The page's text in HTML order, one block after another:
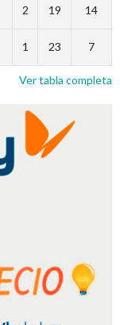
2 19 14
1 23 7
Ver tabla completa